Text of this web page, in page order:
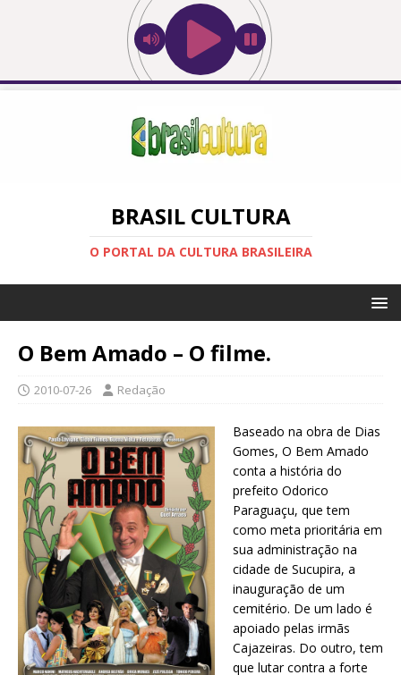
BRASIL CULTURA
O PORTAL DA CULTURA BRASILEIRA
O Bem Amado – O filme.
2010-07-26 Redação
Baseado na obra de Dias
Gomes, O Bem Amado
conta a história do
prefeito Odorico
Paraguaçu, que tem
como meta prioritária em
sua administração na
cidade de Sucupira, a
inauguração de um
cemitério. De um lado é
apoiado pelas irmãs
Cajazeiras. Do outro, tem
que lutar contra a forte